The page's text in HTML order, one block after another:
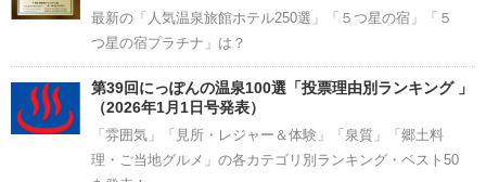
最新の「人気温泉旅館ホテル250選」「５つ星の宿」「５
つ星の宿プラチナ」は？
第39回にっぽんの温泉100選「投票理由別ランキング 」
（2026年1月1日号発表）
「雰囲気」「見所・レジャー＆体験」「泉質」「郷土料
理・ご当地グルメ」の各カテゴリ別ランキング・ベスト50